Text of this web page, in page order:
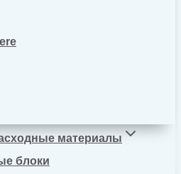
материалы
блоки